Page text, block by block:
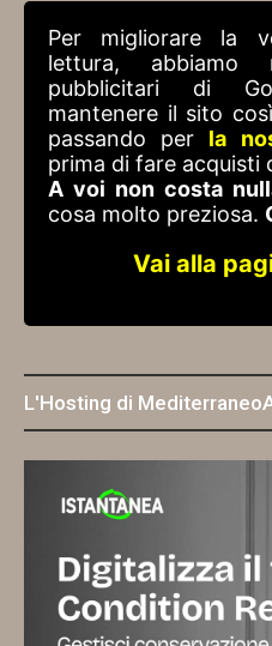
Per migliorare la
lettura, abbiamo
pubblicitari di
mantenere il sito
passando per la
prima di fare acquisti
A voi non costa
cosa molto preziosa.
Vai alla
L'Hosting di